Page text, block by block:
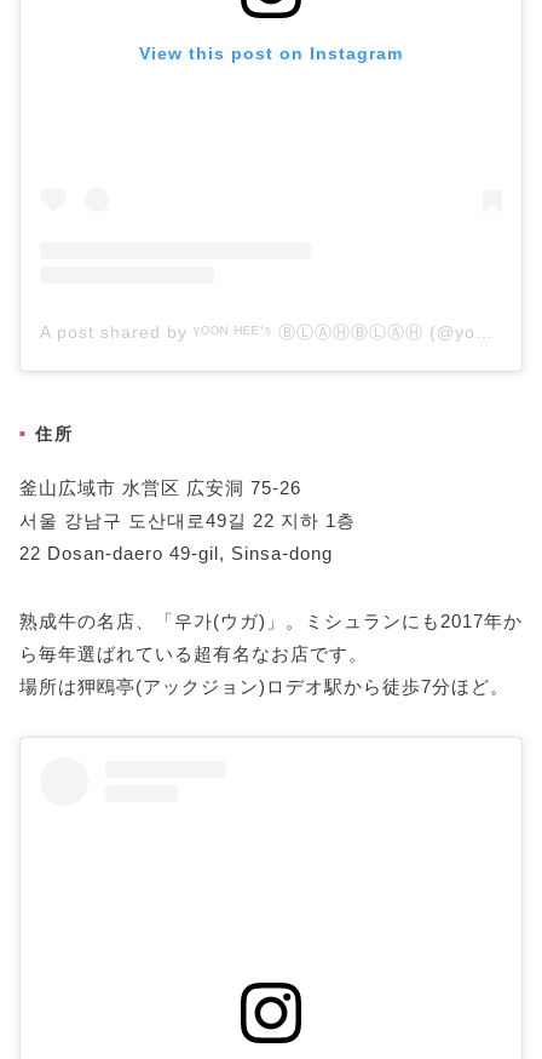
View this post on Instagram
住所
釜山広域市 水営区 広安洞 75-26
서울 강남구 도산대로49길 22 지하 1층
22 Dosan-daero 49-gil, Sinsa-dong
熟成牛の名店、「우가(ウガ)」。ミシュランにも2017年か
ら毎年選ばれている超有名なお店です。
場所は狎鴎亭(アックジョン)ロデオ駅から徒歩7分ほど。